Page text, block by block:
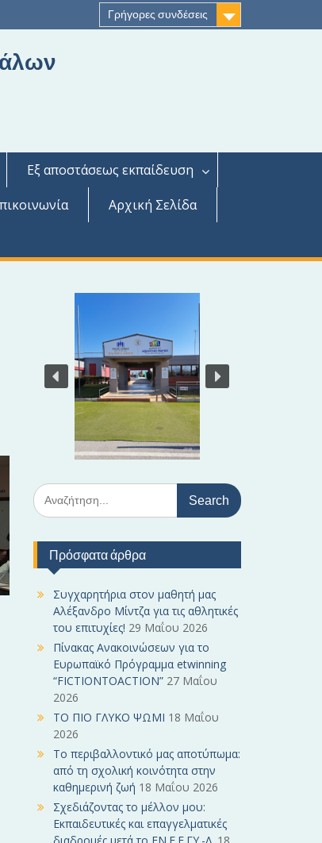
Γρήγορες συνδέσεις
Εξ αποστάσεως εκπαίδευση
Αρχική Σελίδα
S
e
r
Πρόσφατα άρθρα
Συγχαρητήρια στον μαθητή μας
Αλέξανδρο Μίντζα για τις αθλητικές
του επιτυχίες! 29 Μαΐου 2026
Πίνακας Ανακοινώσεων για το
Ευρωπαϊκό Πρόγραμμα etwinning
“FICTIONTOACTION” 27 Μαΐου
2026
ΤΟ ΠΙΟ ΓΛΥΚΟ ΨΩΜΙ 18 Μαΐου
2026
Το περιβαλλοντικό μας αποτύπωμα:
από τη σχολική κοινότητα στην
καθημερινή ζωή 18 Μαΐου 2026
Σχεδιάζοντας το μέλλον μου:
Εκπαιδευτικές και επαγγελματικές